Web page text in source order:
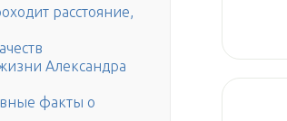
расстояние,
Александра
факты о